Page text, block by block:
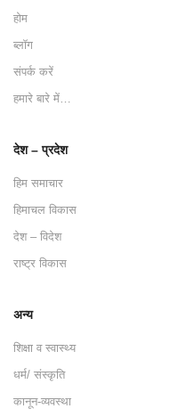
होम
ब्लॉग
संपर्क करें
हमारे बारे में…
देश – प्रदेश
हिम समाचार
हिमाचल विकास
देश – विदेश
राष्ट्र विकास
अन्य
शिक्षा व स्वास्थ्य
धर्म/ संस्कृति
कानून-व्यवस्था